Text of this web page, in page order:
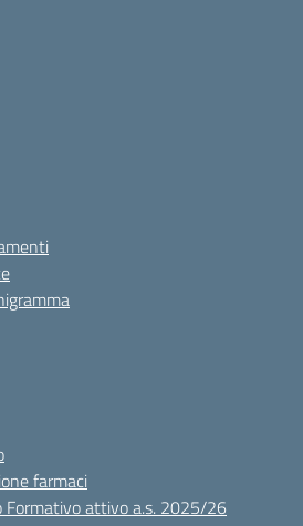
farmaci
Formativo attivo a.s. 2025/26